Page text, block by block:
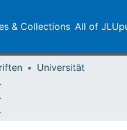
& Collections All of
Universität